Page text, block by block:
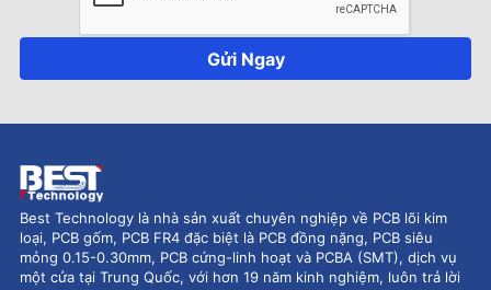
Gửi Ngay
Best Technology là nhà sản xuất chuyên nghiệp về PCB lõi kim
loại, PCB gốm, PCB FR4 đặc biệt là PCB đồng nặng, PCB siêu
mỏng 0.15-0.30mm, PCB cứng-linh hoạt và PCBA (SMT), dịch vụ
một cửa tại Trung Quốc, với hơn 19 năm kinh nghiệm, luôn trả lời